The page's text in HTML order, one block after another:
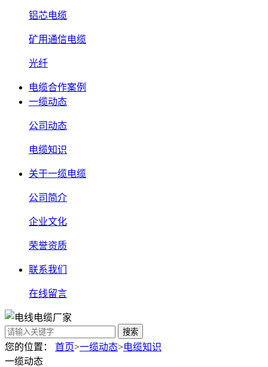
铝芯电缆
矿用通信电缆
光纤
电缆合作案例
一缆动态
公司动态
电缆知识
关于一缆电缆
公司简介
企业文化
荣誉资质
联系我们
在线留言
搜索
您的位置： 首页>一缆动态>电缆知识
一缆动态